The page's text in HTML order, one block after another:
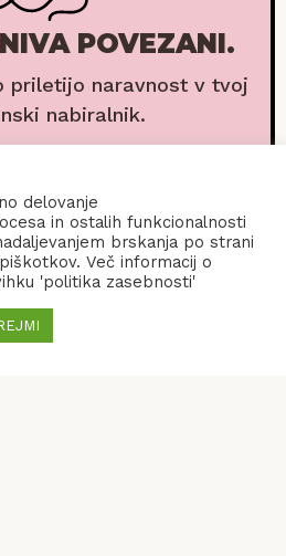
POVEZANI.
priletijo naravnost v tvoj
nabiralnik.
delovanje
in ostalih funkcionalnosti
brskanja po strani
Več informacij o
'politika zasebnosti'